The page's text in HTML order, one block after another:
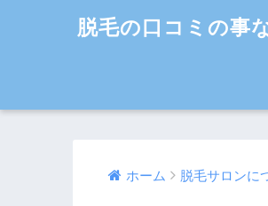
脱毛の口コミの事
ホーム 脱毛サロンに